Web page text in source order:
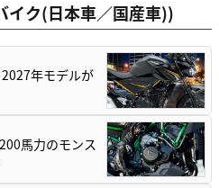
イク(日本車／国産車))
2027年モデルが
馬力のモンス